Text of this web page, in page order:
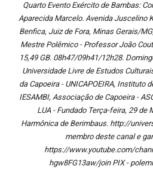
Quarto Evento Exército de Bambas:
Aparecida Marcelo. Avenida Juscelino
Benfica, Juiz de Fora, Minas Gerais/
Mestre Polêmico - Professor João
15,49 GB. 08h47/09h41/12h28.
Universidade Livre de Estudos
da Capoeira - UNICAPOEIRA, Instituto
IESAMBI, Associação de Capoeira -
LUA - Fundado Terça-feira, 29 de
Harmônica de Berimbaus. http://
membro deste canal e
https://www.youtube.com/
hgw8FG13aw/join PIX -